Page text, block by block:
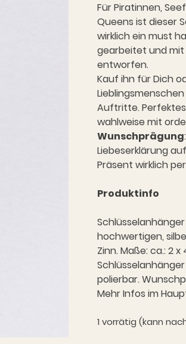
Für Piratinnen,
Queens ist dieser
wirklich ein must
gearbeitet und mit
entworfen.
Kauf ihn für Dich
Auftritte.
wahlweise mit
Wunschprägung
Liebeserklärung
Präsent wirklich
Produktinfo
hochwertigen,
Zinn. Maße: ca.: 2
polierbar.
Mehr Infos im
1 vorrätig (kann